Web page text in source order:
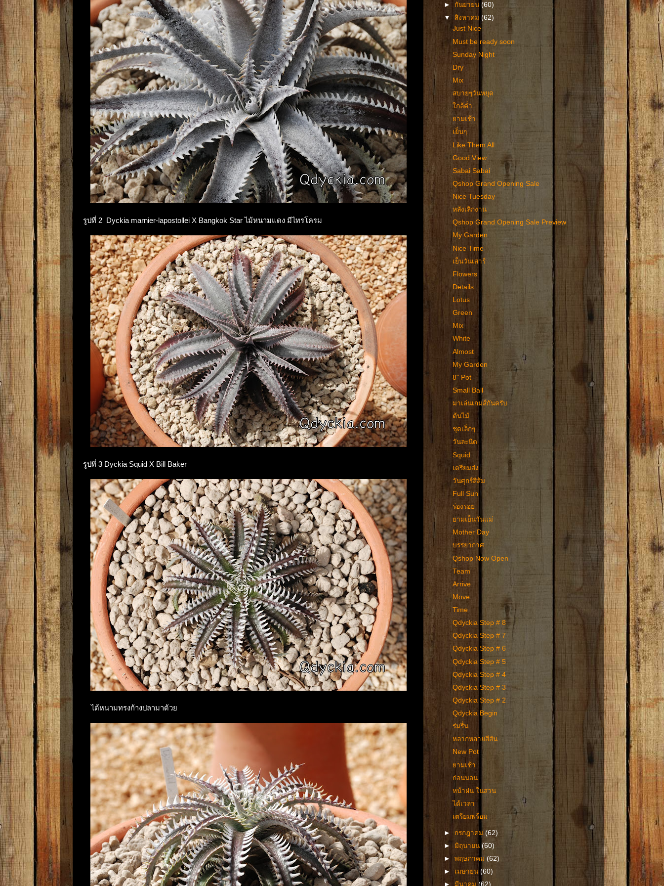
รูปที่ 2 Dyckia marnier-lapostollei X Bangkok Star ไม้หนามแดง มีไทรโครม
รูปที่ 3 Dyckia Squid X Bill Baker
ได้หนามทรงก้างปลามาด้วย
► กันยายน(60)
▼สิงหาคม(62)
Just Nice
Must be ready soon
Sunday Night
Dry
Mix
สบายๆวันหยุด
ใกล้ค่ำ
ยามเช้า
เย็นๆ
Like Them All
Good View
Sabai Sabai
Qshop Grand Opening Sale
Nice Tuesday
หลังเลิกงาน
Qshop Grand Opening Sale Preview
My Garden
Nice Time
เย็นวันเสาร์
Flowers
Details
Lotus
Green
Mix
White
Almost
My Garden
8" Pot
Small Ball
มาเล่นเกมส์กันครับ
ต้นไม้
ชุดเล็กๆ
วันละนิด
Squid
เตรียมส่ง
วันศุกร์สีส้ม
Full Sun
ร่องรอย
ยามเย็นวันแม่
Mother Day
บรรยากาศ
Qshop Now Open
Team
Arrive
Move
Time
Qdyckia Step # 8
Qdyckia Step # 7
Qdyckia Step # 6
Qdyckia Step # 5
Qdyckia Step # 4
Qdyckia Step # 3
Qdyckia Step # 2
Qdyckia Begin
ร่มรื่น
หลากหลายสีสัน
New Pot
ยามเช้า
ก่อนนอน
หน้าฝน ในสวน
ได้เวลา
เตรียมพร้อม
► กรกฎาคม(62)
►มิถุนายน (60)
►พฤษภาคม(62)
► เมษายน(60)
►มีนาคม(62)